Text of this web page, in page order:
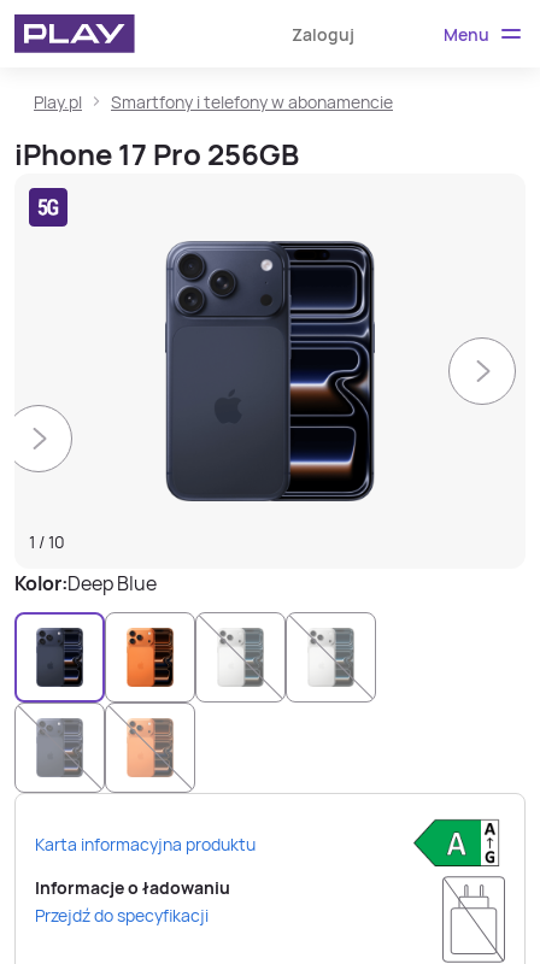
Zaloguj Menu
Play.pl Smartfony i telefony w abonamencie
iPhone 17 Pro 256GB
1 /10
Kolor:Deep Blue
Karta informacyjna produktu
Informacje o ładowaniu
Przejdź do specyfikacji